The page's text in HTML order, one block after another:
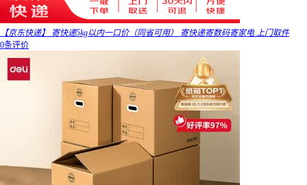
【京东快递】 寄快递5kg以内一口价（同省可用） 寄快递寄数码寄家电 上门取件
0条评价